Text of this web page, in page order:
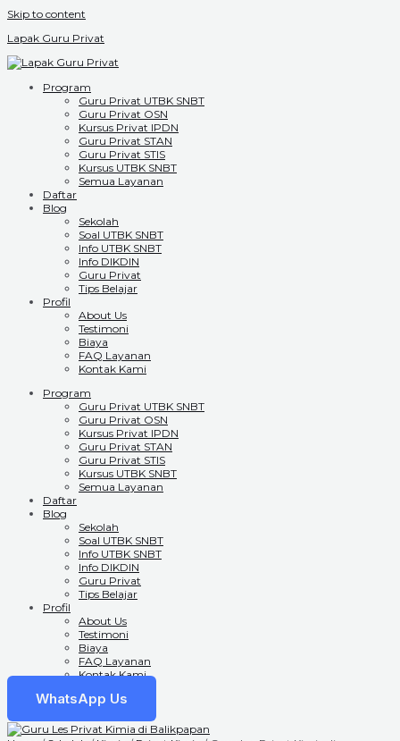
Skip to content
Lapak Guru Privat
Program
Guru Privat UTBK SNBT
Guru Privat OSN
Kursus Privat IPDN
Guru Privat STAN
Guru Privat STIS
Kursus UTBK SNBT
Semua Layanan
Daftar
Blog
Sekolah
Soal UTBK SNBT
Info UTBK SNBT
Info DIKDIN
Guru Privat
Tips Belajar
Profil
About Us
Testimoni
Biaya
FAQ Layanan
Kontak Kami
Program
Guru Privat UTBK SNBT
Guru Privat OSN
Kursus Privat IPDN
Guru Privat STAN
Guru Privat STIS
Kursus UTBK SNBT
Semua Layanan
Daftar
Blog
Sekolah
Soal UTBK SNBT
Info UTBK SNBT
Info DIKDIN
Guru Privat
Tips Belajar
Profil
About Us
Testimoni
Biaya
FAQ Layanan
Kontak Kami
WhatsApp Us